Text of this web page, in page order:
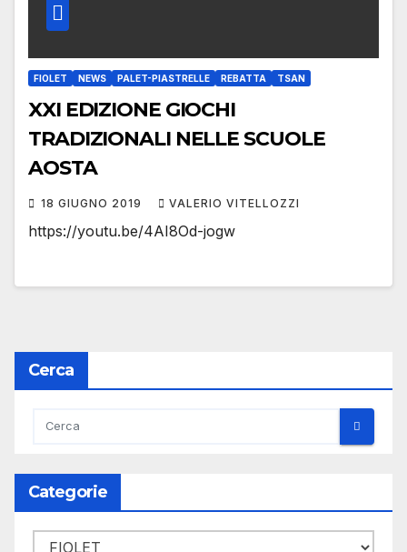
FIOLET NEWS PALET-PIASTRELLE REBATTA TSAN
XXI EDIZIONE GIOCHI
TRADIZIONALI NELLE SCUOLE
AOSTA
18 GIUGNO 2019 VALERIO VITELLOZZI
https://youtu.be/4AI8Od-jogw
Cerca
Categorie
Categorie